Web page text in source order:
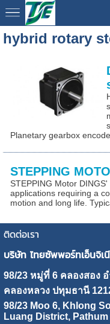
hybrid rotary
Planetary gearbox
STEPPING
STEPPING Motor
applications requiring a
motion and long life.
ติดต่อเรา
บริษัท ไทยซัพพอร์ทเอ็นจิเ
98/23 หมู่ที่ 6 คลองสอง อ
คลองหลวง ปทุมธานี
98/23 Moo 6, Khlong
Luang District,